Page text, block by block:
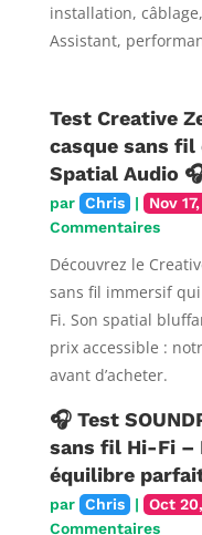
installation,
Assistant,
Test Creative
casque sans
Spatial Audio
par Chris | Nov
Commentaires
Découvrez le
sans fil immersif
Fi. Son spatial
prix accessible :
avant d’acheter.
🎧 Test
sans fil Hi-Fi –
équilibre
par Chris | Oct
Commentaires